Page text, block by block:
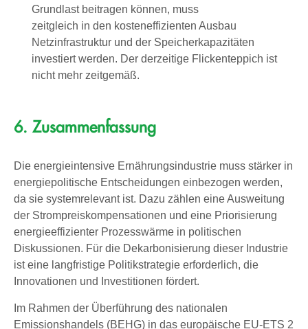
Grundlast beitragen können, muss
zeitgleich in den kosteneffizienten Ausbau
Netzinfrastruktur und der Speicherkapazitäten
investiert werden. Der derzeitige Flickenteppich ist
nicht mehr zeitgemäß.
6. Zusammenfassung
Die energieintensive Ernährungsindustrie muss stärker in
energiepolitische Entscheidungen einbezogen werden,
da sie systemrelevant ist. Dazu zählen eine Ausweitung
der Strompreiskompensationen und eine Priorisierung
energieeffizienter Prozesswärme in politischen
Diskussionen. Für die Dekarbonisierung dieser Industrie
ist eine langfristige Politikstrategie erforderlich, die
Innovationen und Investitionen fördert.
Im Rahmen der Überführung des nationalen
Emissionshandels (BEHG) in das europäische EU-ETS 2